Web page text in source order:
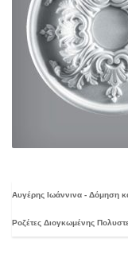
Αυγέρης Ιωάννινα - Δόμηση
Ροζέτες Διογκωμένης